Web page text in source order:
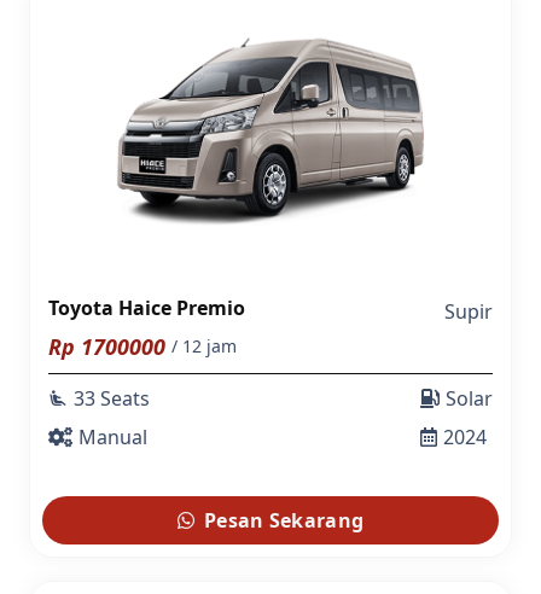
Toyota Haice Premio Supir
Rp 1700000 / 12 jam
airline_seat_recline_extra 33 Seats
Manual
Solar
2024
Pesan Sekarang